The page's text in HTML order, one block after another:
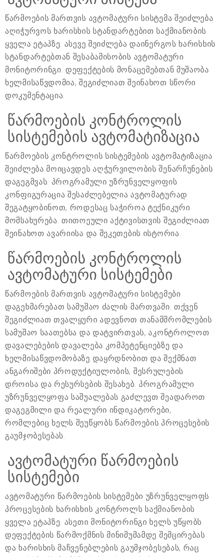
წარმოების მართვის ავტომატური სისტემა შეიძლება
აღიჭურვოს ხარისხის სტანდარტებით საქმიანობის
ყველა ეტაპზე. ასევე შეიძლება დაინერგოს ხარისხის
სტანდარტებთან შესაბამისობის ავტომატური
მონიტორინგი. დეფექტების მონაცემებთან მუშაობა
ხელმისაწვდომია, შეგიძლიათ შეინახოთ სწორი
დოკუმენტაცია.
წარმოების კონტროლის
სისტემების ავტომატიზაცია
წარმოების კონტროლის სისტემების ავტომატიზაცია
შეიძლება მოიცავდეს აღჭურვილობის შენარჩუნების
დაგეგმვას. პროგრამული უზრუნველყოფის
კონფიგურაცია შესაძლებელია ავტომატურად
შეგატყობინოთ, როდესაც საჭიროა ტექნიკური
მომსახურება. თითოეული აქტივისთვის შეგიძლიათ
შეინახოთ ავარიისა და შეკეთების ისტორია.
წარმოების კონტროლის
ავტომატური სისტემები
წარმოების მართვის ავტომატური სისტემები
დაგეხმარებათ სამუშაო ძალის მართვაში. თქვენ
შეგიძლიათ თვალყური ადევნოთ თანამშრომლების
სამუშაო საათებსა და დატვირთვას, აკონტროლოთ
დავალებების დავალება კომპეტენციებზე და
ხელმისაწვდომობაზე დაყრდნობით და შექმნათ
ანგარიშები პროდუქტიულობის, შესრულების
დროისა და რესურსების შესახებ. პროგრამული
უზრუნველყოფა საშუალებას გაძლევთ შეადაროთ
დაგეგმილი და რეალური ინდიკატორები,
რომლებიც ხელს შეუწყობს წარმოების პროცესების
გაუმჯობესებას.
ავტომატური წარმოების
სისტემები
ავტომატური წარმოების სისტემები უზრუნველყოფს
პროცესების ხარისხის კონტროლს საქმიანობის
ყველა ეტაპზე. ასეთი მონიტორინგი ხელს უწყობს
დეფექტების წარმოქმნის მინიმუმამდე შემცირებას
და ხარისხის მაჩვენებლების გაუმჯობესებას, რაც